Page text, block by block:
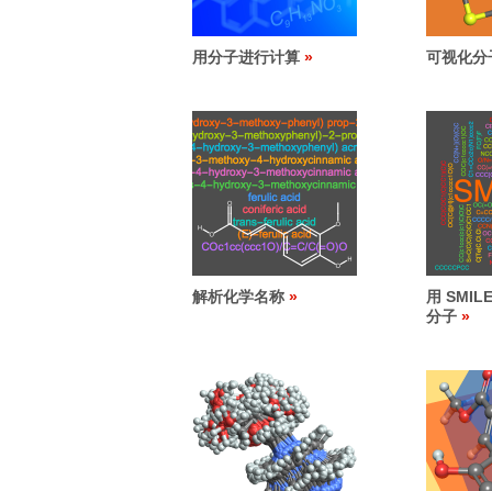
用分子进行计算 可视化分
解析化学名称
用
分子